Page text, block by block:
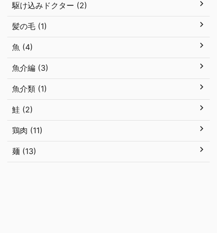
駆け込みドクター (2)
髪の毛 (1)
魚 (4)
魚介編 (3)
魚介類 (1)
鮭 (2)
鶏肉 (11)
麺 (13)